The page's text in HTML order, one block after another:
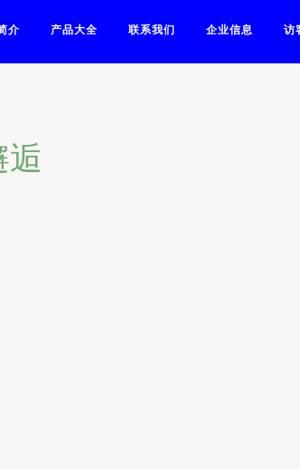
介 产品大全 联系我们 企业信息 访
逅